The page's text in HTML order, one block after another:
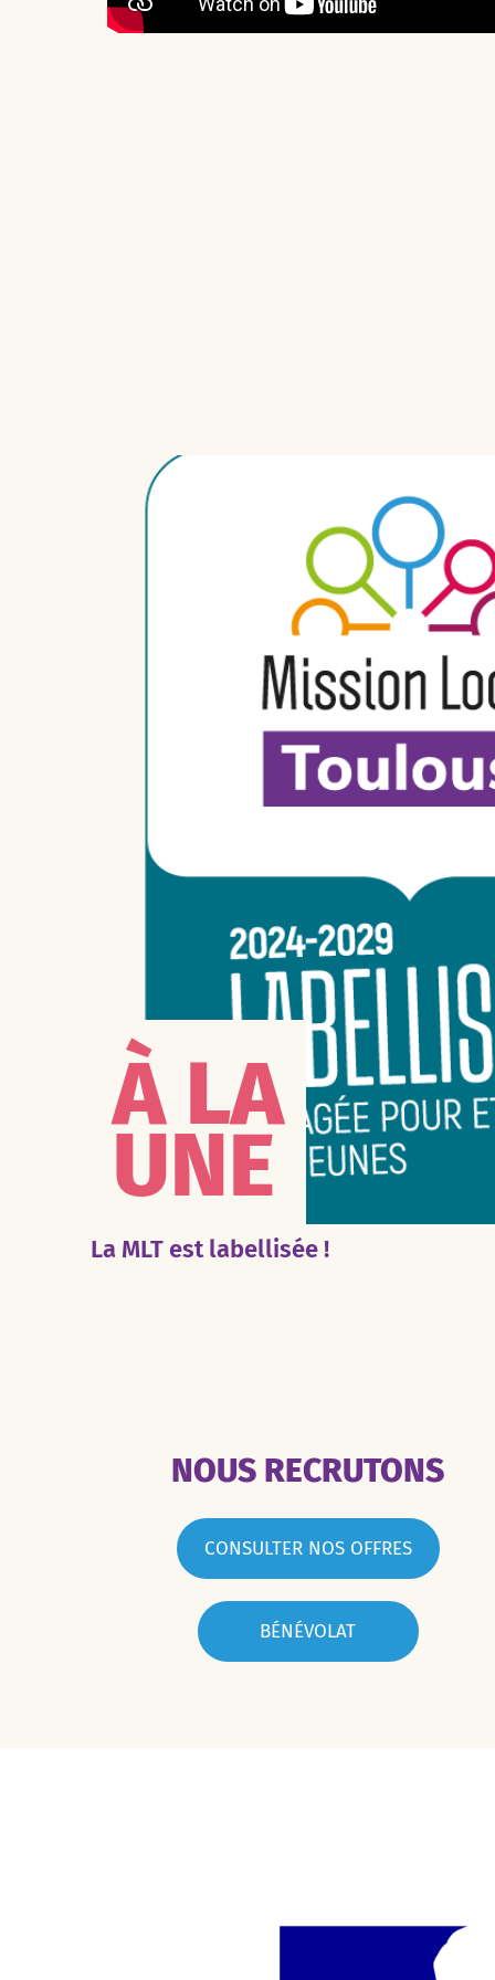
À LA
UNE
La MLT est labellisée !
NOUS RECRUTONS
CONSULTER NOS OFFRES
BÉNÉVOLAT